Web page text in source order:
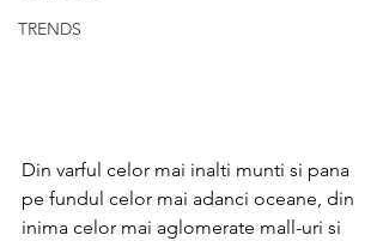
TRENDS
Din varful celor mai inalti munti si pana
pe fundul celor mai adanci oceane, din
inima celor mai aglomerate mall-uri si